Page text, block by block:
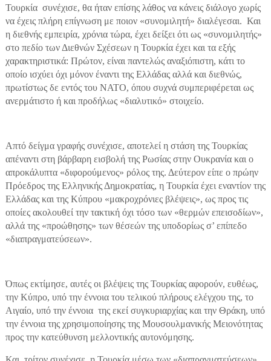
Τουρκία συνέχισε, θα ήταν επίσης λάθος να κάνεις διάλογο χωρίς
να έχεις πλήρη επίγνωση με ποιον «συνομιλητή» διαλέγεσαι. Και
η διεθνής εμπειρία, χρόνια τώρα, έχει δείξει ότι ως «συνομιλητής»
στο πεδίο των Διεθνών Σχέσεων η Τουρκία έχει και τα εξής
χαρακτηριστικά: Πρώτον, είναι παντελώς αναξιόπιστη, κάτι το
οποίο ισχύει όχι μόνον έναντι της Ελλάδας αλλά και διεθνώς,
πρωτίστως δε εντός του ΝΑΤΟ, όπου συχνά συμπεριφέρεται ως
ανερμάτιστο ή και προδήλως «διαλυτικό» στοιχείο.
Απτό δείγμα γραφής συνέχισε, αποτελεί η στάση της Τουρκίας
απέναντι στη βάρβαρη εισβολή της Ρωσίας στην Ουκρανία και ο
απροκάλυπτα «διφορούμενος» ρόλος της. Δεύτερον είπε ο πρώην
Πρόεδρος της Ελληνικής Δημοκρατίας, η Τουρκία έχει εναντίον της
Ελλάδας και της Κύπρου «μακροχρόνιες βλέψεις», ως προς τις
οποίες ακολουθεί την τακτική όχι τόσο των «θερμών επεισοδίων»,
αλλά της «προώθησης» των θέσεών της υποδορίως σ’ επίπεδο
«διαπραγματεύσεων».
Όπως εκτίμησε, αυτές οι βλέψεις της Τουρκίας αφορούν, ευθέως,
την Κύπρο, υπό την έννοια του τελικού πλήρους ελέγχου της, το
Αιγαίο, υπό την έννοια της εκεί συγκυριαρχίας και την Θράκη, υπό
την έννοια της χρησιμοποίησης της Μουσουλμανικής Μειονότητας
προς την κατεύθυνση μελλοντικής αυτονόμησης.